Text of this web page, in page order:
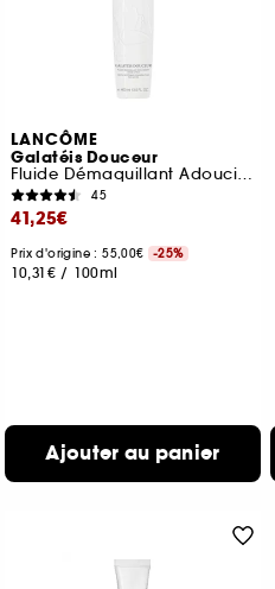
LANCÔME
Galatéis Douceur
Fluide Démaquillant Adoucissant Visage & Yeux
45
41,25€
Prix d'origine : 55,00€ -25%
10,31€ / 100ml
Ajouter au panier